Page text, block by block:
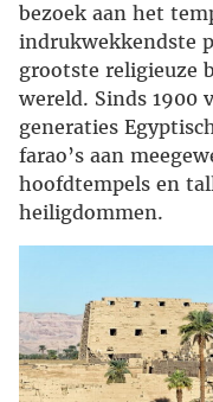
bezoek aan het
indrukwekkendste
grootste religieuze
wereld. Sinds 1900
generaties
farao’s aan
hoofdtempels en
heiligdommen.